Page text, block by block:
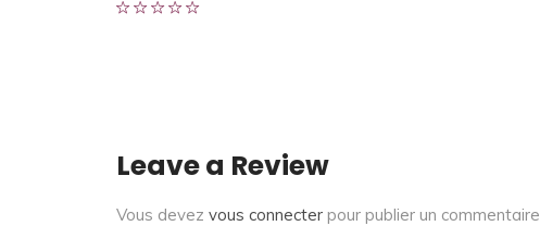
Leave a Review
Vous devez vous connecter pour publier un commentaire.